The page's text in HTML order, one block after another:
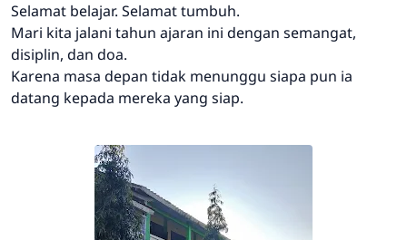
Selamat belajar. Selamat tumbuh.
Mari kita jalani tahun ajaran ini dengan semangat,
disiplin, dan doa.
Karena masa depan tidak menunggu siapa pun ia
datang kepada mereka yang siap.